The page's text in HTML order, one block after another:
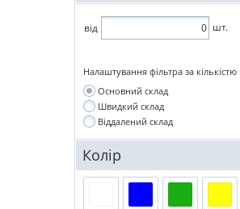
від шт.
Налаштування фільтра за кількістю
Основний склад
Швидкий склад
Віддалений склад
Колір